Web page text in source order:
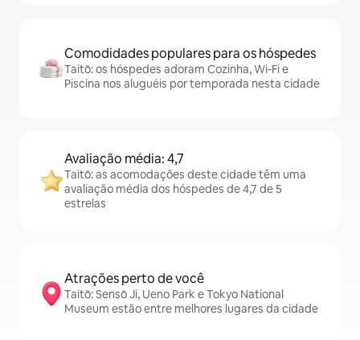
Comodidades populares para os hóspedes
Taitō: os hóspedes adoram Cozinha, Wi-Fi e
Piscina nos aluguéis por temporada nesta cidade
Avaliação média: 4,7
Taitō: as acomodações deste cidade têm uma
avaliação média dos hóspedes de 4,7 de 5
estrelas
Atrações perto de você
Taitō: Sensō Ji, Ueno Park e Tokyo National
Museum estão entre melhores lugares da cidade